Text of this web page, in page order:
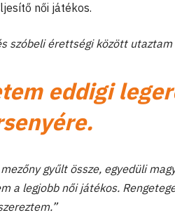
női játékos.
szóbeli érettségi között utaztam
eddigi
gyűlt össze, egyedüli
a legjobb női játékos.